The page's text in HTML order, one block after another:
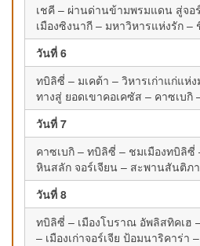
เชคี – ผ่านด่านข้ามพรมแดน สู่จอ
เมืองซิงนากี – มหาวิหารแห่งรัก
วันที่ 6
ทบิลิซี่ – มเคต้า – วิหารเก่าแก่แห่
ทางสู่ ยอดเขาคอเคซัส – คาซเบกิ
วันที่ 7
คาซเบกิ – ทบิลิซี่ – ชมเมืองทบิลิซี่
หินสลัก จอร์เจียน – สะพานสันติภ
วันที่ 8
ทบิลิซี่ – เมืองโบราณ อัพลิสทิคเฮ
– เมืองเก่าจอร์เจีย ป้อมนาริคาร่า